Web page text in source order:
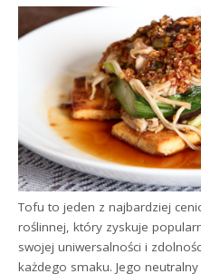
Tofu to jeden z najbardziej
roślinnej, który zyskuje
swojej uniwersalności i
każdego smaku. Jego